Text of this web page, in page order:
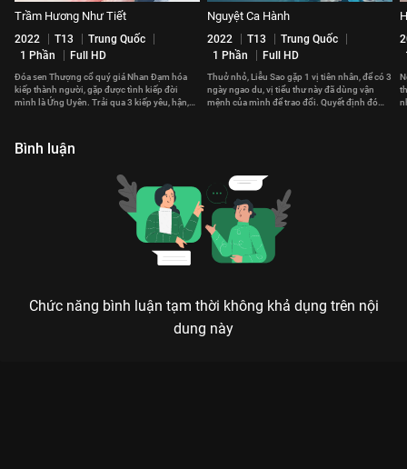
Trầm Hương Như Tiết
2022 T13
Trung Quốc
1 Phần
Full HD
Đóa sen Thượng cổ quý giá Nhan Đạm hóa
kiếp thành người, gặp được tình kiếp đời
mình là Ứng Uyên. Trải qua 3 kiếp yêu, hận,
Nguyệt Ca Hành
2022 T13
Trung Quốc
1 Phần
Full HD
Thuở nhỏ, Liễu Sao gặp 1 vị tiên nhân, để có 3
ngày ngao du, vị tiểu thư này đã dùng vận
mệnh của mình để trao đổi. Quyết định đó
Bình luận
Chức năng bình luận tạm thời không khả dụng trên nội
dung này